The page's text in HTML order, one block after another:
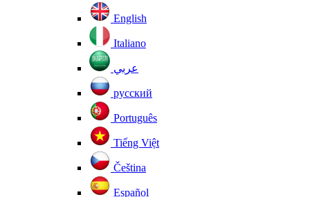
English
Italiano
عربي
русский
Português
Tiếng Việt
Čeština
Español